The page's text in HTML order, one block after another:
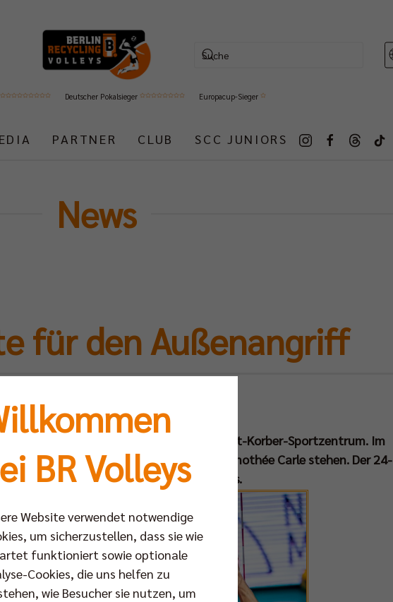
Deutscher Pokalsieger Europacup-Sieger
PARTNER CLUB SCC JUNIORS
News
für den Außenangriff
BR Volleys zum Trainingsauftakt im Horst-Korber-Sportzentrum. Im
auch der französische Nationalspieler Timothée Carle stehen. Der 24-
den Außenangriff des Hauptstadtclubs.
BR Volleys
Website verwendet notwendige
um sicherzustellen, dass sie wie
funktioniert sowie optionale
Cookies, die uns helfen zu
wie Besucher sie nutzen, um